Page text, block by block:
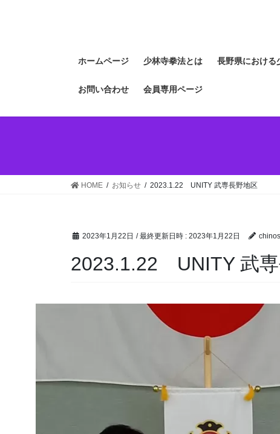
ホームページ 少林寺拳法とは 長野県における
お問い合わせ 会員専用ページ
HOME お知らせ 2023.1.22 UNITY 武専長野地区
2023年1月22日 / 最終更新日時 : 2023年1月22日
2023.1.22 UNITY 武